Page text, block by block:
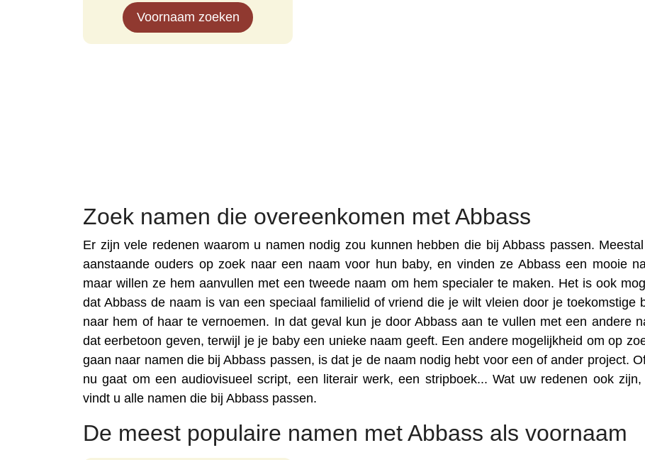
Voornaam zoeken
Zoek namen die overeenkomen met Abbass
Er zijn vele redenen waarom u namen nodig zou kunnen hebben die bij Abbass passen.
aanstaande ouders op zoek naar een naam voor hun baby, en vinden ze Abbass een mooie
maar willen ze hem aanvullen met een tweede naam om hem specialer te maken. Het is ook
dat Abbass de naam is van een speciaal familielid of vriend die je wilt vleien door je toekomstige
naar hem of haar te vernoemen. In dat geval kun je door Abbass aan te vullen met een andere
dat eerbetoon geven, terwijl je je baby een unieke naam geeft. Een andere mogelijkheid om op
gaan naar namen die bij Abbass passen, is dat je de naam nodig hebt voor een of ander project.
nu gaat om een audiovisueel script, een literair werk, een stripboek... Wat uw redenen ook zijn,
vindt u alle namen die bij Abbass passen.
De meest populaire namen met Abbass als voornaam